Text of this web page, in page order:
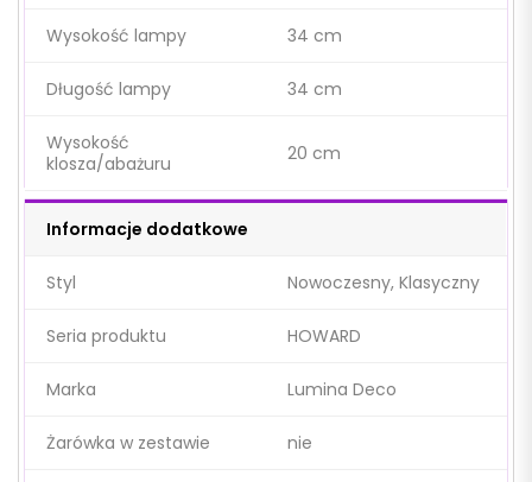
Wysokość lampy 34 cm
Długość lampy 34 cm
Wysokość
klosza/abażuru
20 cm
Informacje dodatkowe
Styl Nowoczesny, Klasyczny
Seria produktu HOWARD
Marka Lumina Deco
Żarówka w zestawie nie